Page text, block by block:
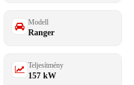
Modell
Ranger
Teljesítmény
157 kW